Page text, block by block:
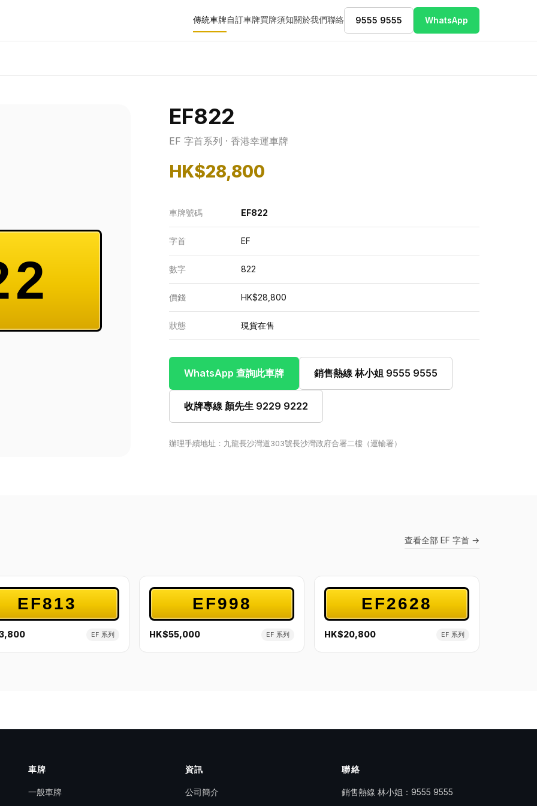
傳統車牌自訂車牌買牌須知關於我們聯絡 9555 9555 WhatsApp
EF822
EF 字首系列 · 香港幸運車牌
HK$28,800
車牌號碼 EF822
字首 EF
數字 822
價錢 HK$28,800
狀態 現貨在售
WhatsApp 查詢此車牌 銷售熱線 林小姐 9555 9555
收牌專線 顏先生 9229 9222
辦理手續地址：九龍長沙灣道303號長沙灣政府合署二樓（運輸署）
查看全部 EF 字首 →
EF813
EF 系列
EF998
HK$55,000 EF 系列
EF2628
HK$20,800 EF 系列
車牌
一般車牌
資訊
公司簡介
聯絡
銷售熱線 林小姐：9555 9555